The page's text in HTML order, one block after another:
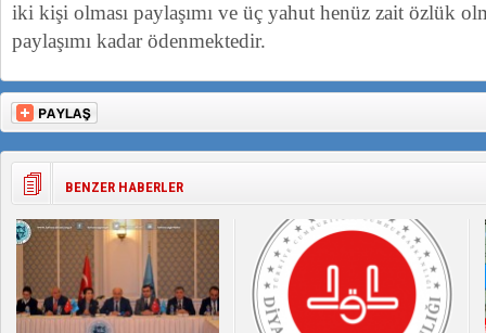
iki kişi olması paylaşımı ve üç yahut henüz zait özlük
paylaşımı kadar ödenmektedir.
BENZER HABERLER